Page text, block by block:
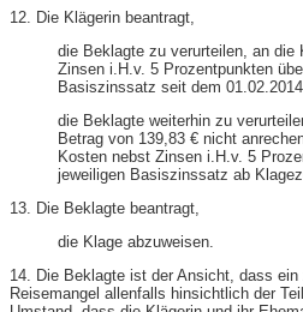
12. Die Klägerin beantragt,
die Beklagte zu verurteilen, an die
Zinsen i.H.v. 5 Prozentpunkten
Basiszinssatz seit dem
die Beklagte weiterhin zu
Betrag von 139,83 € nicht
Kosten nebst Zinsen i.H.v. 5
jeweiligen Basiszinssatz ab
13. Die Beklagte beantragt,
die Klage abzuweisen.
14. Die Beklagte ist der Ansicht, dass
Reisemangel allenfalls hinsichtlich der